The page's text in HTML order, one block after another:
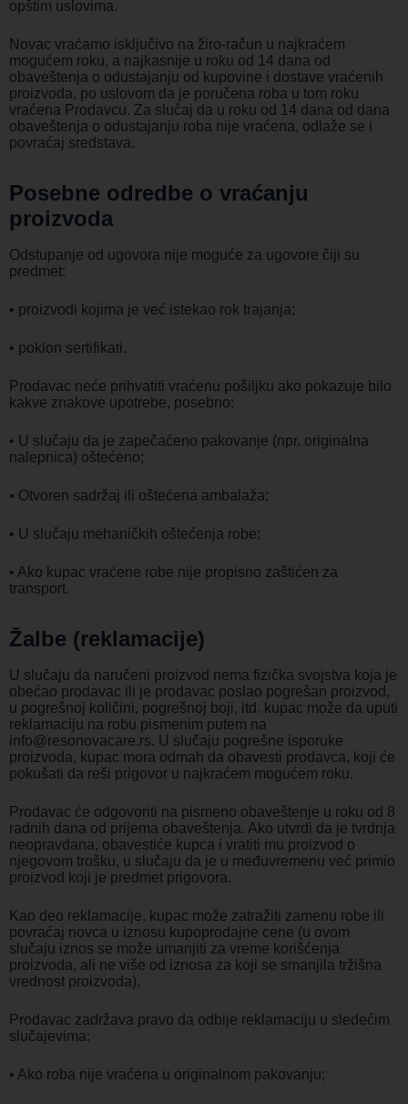
opštim uslovima.
Novac vraćamo isključivo na žiro-račun u najkraćem
mogućem roku, a najkasnije u roku od 14 dana od
obaveštenja o odustajanju od kupovine i dostave vraćenih
proizvoda, po uslovom da je poručena roba u tom roku
vraćena Prodavcu. Za slučaj da u roku od 14 dana od dana
obaveštenja o odustajanju roba nije vraćena, odlaže se i
povraćaj sredstava.
Posebne odredbe o vraćanju
proizvoda
Odstupanje od ugovora nije moguće za ugovore čiji su
predmet:
• proizvodi kojima je već istekao rok trajanja;
• poklon sertifikati.
Prodavac neće prihvatiti vraćenu pošiljku ako pokazuje bilo
kakve znakove upotrebe, posebno:
• U slučaju da je zapečaćeno pakovanje (npr. originalna
nalepnica) oštećeno;
• Otvoren sadržaj ili oštećena ambalaža;
• U slučaju mehaničkih oštećenja robe;
• Ako kupac vraćene robe nije propisno zaštićen za
transport.
Žalbe (reklamacije)
U slučaju da naručeni proizvod nema fizička svojstva koja je
obećao prodavac ili je prodavac poslao pogrešan proizvod,
u pogrešnoj količini, pogrešnoj boji, itd. kupac može da uputi
reklamaciju na robu pismenim putem na
info@resonovacare.rs. U slučaju pogrešne isporuke
proizvoda, kupac mora odmah da obavesti prodavca, koji će
pokušati da reši prigovor u najkraćem mogućem roku.
Prodavac će odgovoriti na pismeno obaveštenje u roku od 8
radnih dana od prijema obaveštenja. Ako utvrdi da je tvrdnja
neopravdana, obavestiće kupca i vratiti mu proizvod o
njegovom trošku, u slučaju da je u međuvremenu već primio
proizvod koji je predmet prigovora.
Kao deo reklamacije, kupac može zatražiti zamenu robe ili
povraćaj novca u iznosu kupoprodajne cene (u ovom
slučaju iznos se može umanjiti za vreme korišćenja
proizvoda, ali ne više od iznosa za koji se smanjila tržišna
vrednost proizvoda).
Prodavac zadržava pravo da odbije reklamaciju u sledećim
slučajevima:
• Ako roba nije vraćena u originalnom pakovanju;